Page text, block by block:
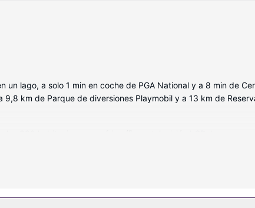
un lago, a solo 1 min en coche de PGA National y a 8 min de
km de Parque de diversiones Playmobil y a 13 km de
descansar plácidamente. Las habitaciones disponen de